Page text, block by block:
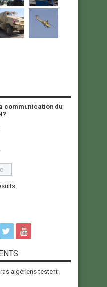
communication du
algériens testent